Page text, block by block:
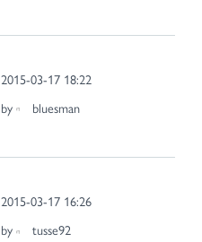
2015-03-17 18:22
by
bluesman
2015-03-17 16:26
by
tusse92